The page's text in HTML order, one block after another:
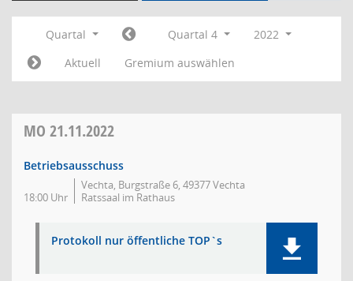
Quartal Quartal 4
2022
Aktuell
Gremium auswählen
MO 21.11.2022
Betriebsausschuss
18:00 Uhr
Vechta, Burgstraße 6, 49377 Vechta
Ratssaal im Rathaus
Protokoll nur öffentliche TOP`s